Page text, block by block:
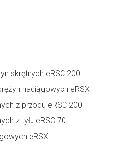
skrętnych eRSC 200
naciągowych eRSX
z przodu eRSC 200
z tyłu eRSC 70
eRSX